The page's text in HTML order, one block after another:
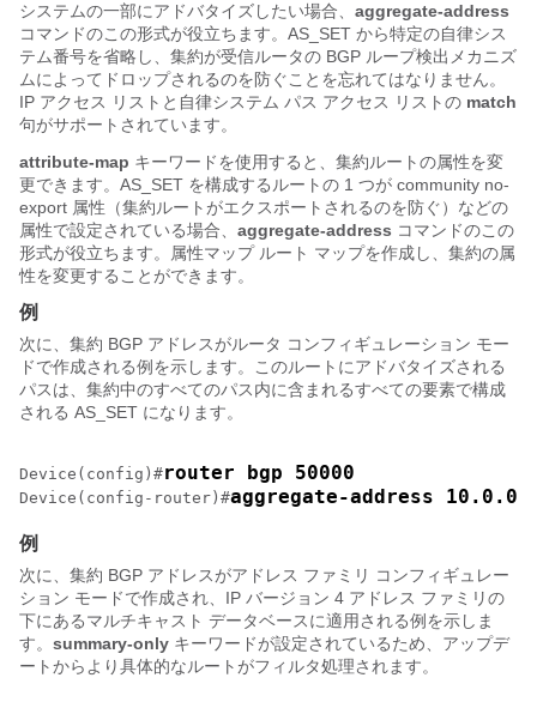
システムの一部にアドバタイズしたい場合、 aggregate-address
コマンドのこの形式が役立ちます。AS_SET から特定の自律シス
テム番号を省略し、集約が受信ルータの BGP ループ検出メカニズ
ムによってドロップされるのを防ぐことを忘れてはなりません。
IP アクセス リストと自律システム パス アクセス リストの match
句がサポートされています。
attribute-map キーワードを使用すると、集約ルートの属性を変
更できます。AS_SET を構成するルートの 1 つが community no-
export 属性（集約ルートがエクスポートされるのを防ぐ）などの
属性で設定されている場合、 aggregate-address コマンドのこの
形式が役立ちます。属性マップ ルート マップを作成し、集約の属
性を変更することができます。
例
次に、集約 BGP アドレスがルータ コンフィギュレーション モー
ドで作成される例を示します。このルートにアドバタイズされる
パスは、集約中のすべてのパス内に含まれるすべての要素で構成
される AS_SET になります。
Device(config)#router bgp 50000
Device(config-router)#aggregate-address
例
次に、集約 BGP アドレスがアドレス ファミリ コンフィギュレー
ション モードで作成され、IP バージョン 4 アドレス ファミリの
下にあるマルチキャスト データベースに適用される例を示しま
す。 summary-only キーワードが設定されているため、アップデ
ートからより具体的なルートがフィルタ処理されます。